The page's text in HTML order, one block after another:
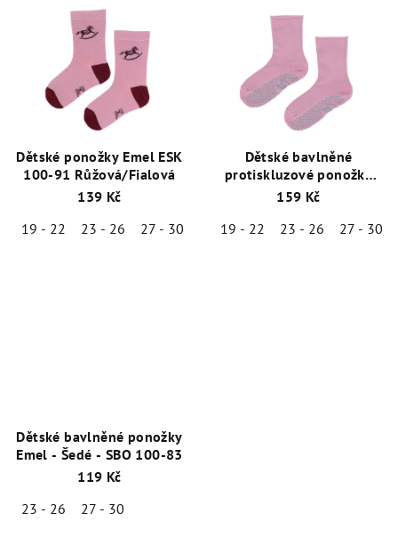
Dětské ponožky Emel ESK
100-91 Růžová/Fialová
139 Kč
19 - 22
23 - 26 27 - 30
Dětské bavlněné
protiskluzové ponožky
Emel SBA 100-15 Růžová
159 Kč
19 - 22
23 - 26 27 - 30
Dětské bavlněné ponožky
Emel - Šedé - SBO 100-83
119 Kč
23 - 26
27 - 30